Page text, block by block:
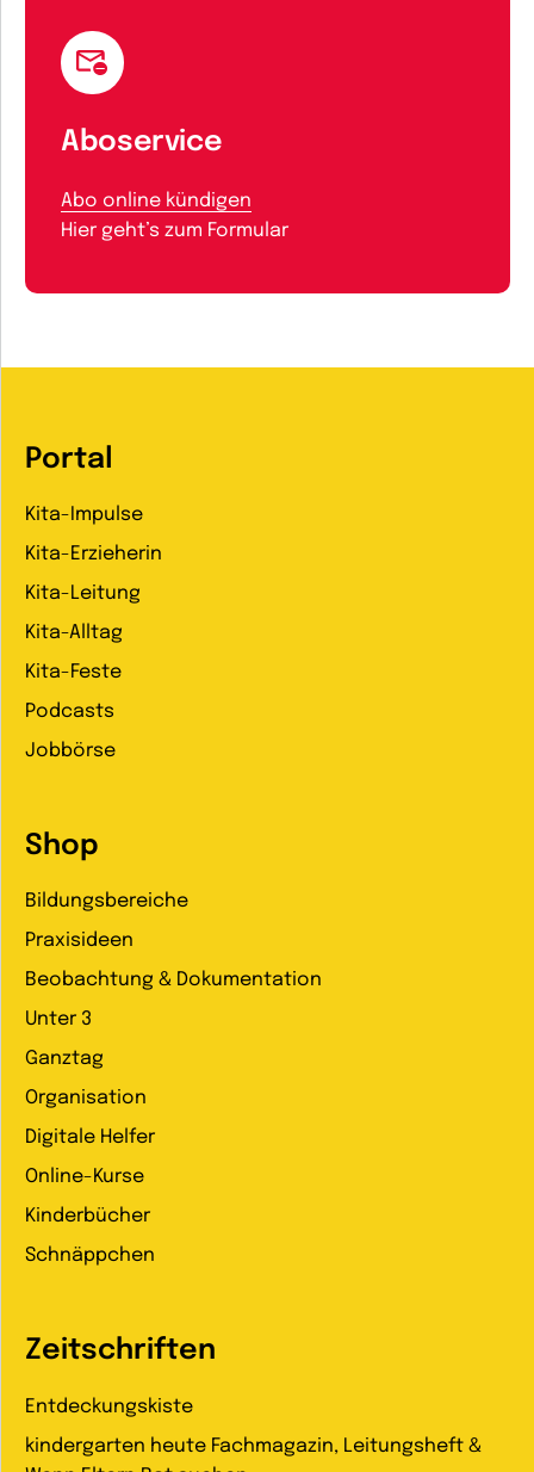
Aboservice
Abo online kündigen
Hier geht’s zum Formular
Portal
Kita-Impulse
Kita-Erzieherin
Kita-Leitung
Kita-Alltag
Kita-Feste
Podcasts
Jobbörse
Shop
Bildungsbereiche
Praxisideen
Beobachtung & Dokumentation
Unter 3
Ganztag
Organisation
Digitale Helfer
Online-Kurse
Kinderbücher
Schnäppchen
Zeitschriften
Entdeckungskiste
kindergarten heute Fachmagazin, Leitungsheft &